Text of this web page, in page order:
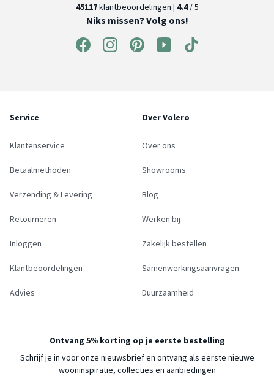
45117klantbeoordelingen | 4.4/ 5
Niks missen? Volg ons!
Service
Klantenservice
Betaalmethoden
Verzending & Levering
Retourneren
Inloggen
Klantbeoordelingen
Advies
Over Volero
Over ons
Showrooms
Blog
Werken bij
Zakelijk bestellen
Samenwerkingsaanvragen
Duurzaamheid
Ontvang 5% korting op je eerste bestelling
Schrijf je in voor onze nieuwsbrief en ontvang als eerste nieuwe
wooninspiratie, collecties en aanbiedingen